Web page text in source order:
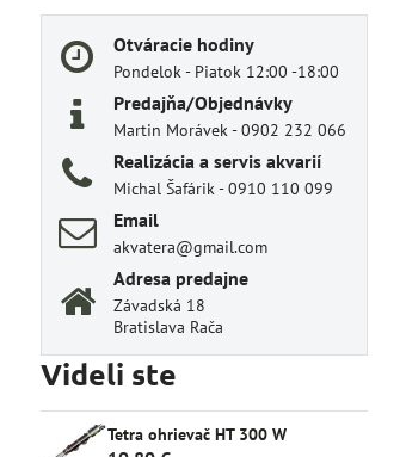
Otváracie hodiny
Pondelok - Piatok 12:00 -18:00
Predajňa/Objednávky
Martin Morávek - 0902 232 066
Realizácia a servis akvarií
Michal Šafárik - 0910 110 099
Email
akvatera@gmail.com
Adresa predajne
Závadská 18
Bratislava Rača
Videli ste
Tetra ohrievač HT 300 W